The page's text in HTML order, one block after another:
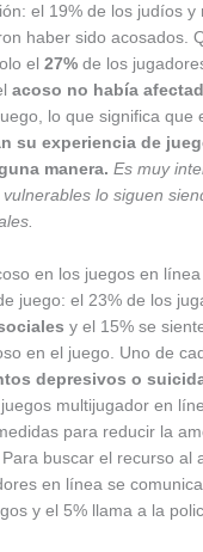
el 19% de los judíos y
haber sido acosados.
el27% de los
acoso no había
lo que significa que
su experiencia de
manera.Es muy
lo siguen
en los juegos en
juego: el 23% de los
y el 15% se
en el juego. Uno de
depresivos o
multijugador en
para reducir la
buscar el recurso al
en línea se
y el 5% llama a la